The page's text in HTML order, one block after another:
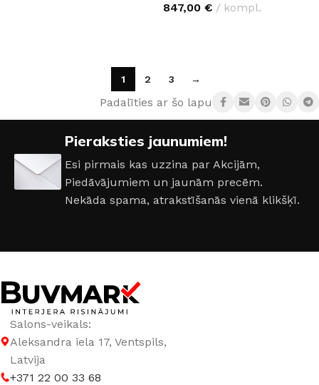
847,00 € kompl.
1 2 3 →
Padalīties ar šo lapu:
Pieraksties jaunumiem!
Esi pirmais kas uzzina par Akcijām,
Piedāvājumiem un jaunām precēm.
Nekāda spama, atrakstīšanās vienā klikšķī.
Salons-veikals:
Aleksandra iela 17, Ventspils,
Latvija
+371 22 00 33 68